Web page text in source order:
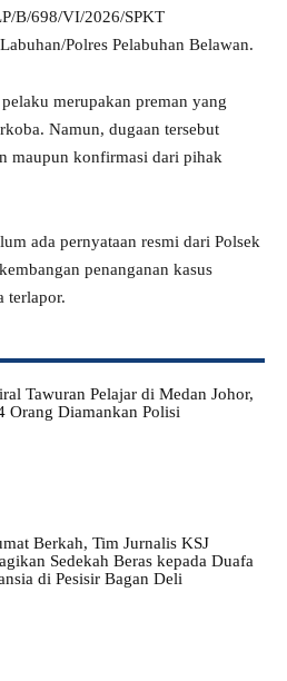
B/698/VI/2026/SPKT
Polres Pelabuhan Belawan.
merupakan preman yang
Namun, dugaan tersebut
maupun konfirmasi dari pihak
ada pernyataan resmi dari Polsek
penanganan kasus
terlapor.
Tawuran Pelajar di Medan Johor,
Orang Diamankan Polisi
Berkah, Tim Jurnalis KSJ
Sedekah Beras kepada Duafa
di Pesisir Bagan Deli